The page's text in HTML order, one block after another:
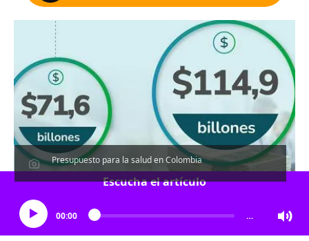
Presupuesto para la salud en Colombia
Escucha el artículo
00:00 …